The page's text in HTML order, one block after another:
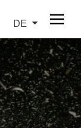
DE